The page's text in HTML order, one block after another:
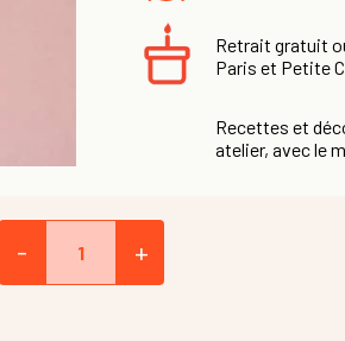
Retrait gratuit
Paris et Petite
Recettes et
atelier, avec le
- +